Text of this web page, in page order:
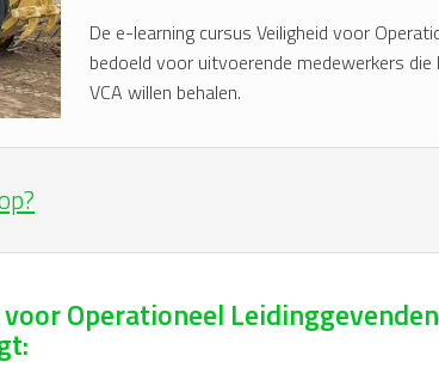
De e-learning cursus Veiligheid voor
bedoeld voor uitvoerende medewerkers
VCA willen behalen.
Operationeel